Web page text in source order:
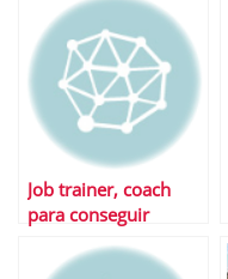
algunas dÃ©cadas
Job trainer, coach
para conseguir